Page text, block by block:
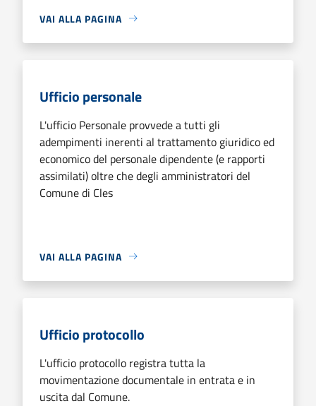
VAI ALLA PAGINA
Ufficio personale
L'ufficio Personale provvede a tutti gli
adempimenti inerenti al trattamento giuridico ed
economico del personale dipendente (e rapporti
assimilati) oltre che degli amministratori del
Comune di Cles
VAI ALLA PAGINA
Ufficio protocollo
L'ufficio protocollo registra tutta la
movimentazione documentale in entrata e in
uscita dal Comune.